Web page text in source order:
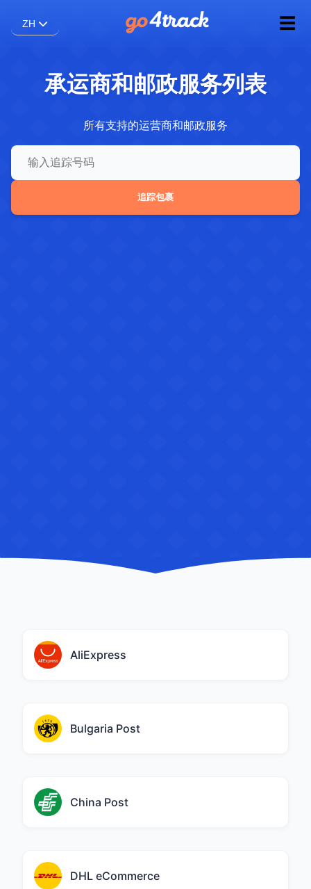
ZH ☰
承运商和邮政服务列表
所有支持的运营商和邮政服务
追踪包裹
AliExpress
Bulgaria Post
China Post
DHL eCommerce